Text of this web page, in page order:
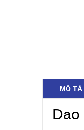
MÔ TẢ